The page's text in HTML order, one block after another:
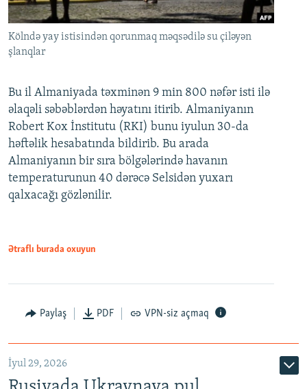
Kölndə yay istisindən qorunmaq məqsədilə su çiləyən
şlanqlar
Bu il Almaniyada təxminən 9 min 800 nəfər isti ilə
əlaqəli səbəblərdən həyatını itirib. Almaniyanın
Robert Kox İnstitutu (RKI) bunu iyulun 30-da
həftəlik hesabatında bildirib. Bu arada
Almaniyanın bir sıra bölgələrində havanın
temperaturunun 40 dərəcə Selsidən yuxarı
qalxacağı gözlənilir.
Ətraflı burada oxuyun
Paylaş PDF VPN-siz açmaq
İyul 29, 2026